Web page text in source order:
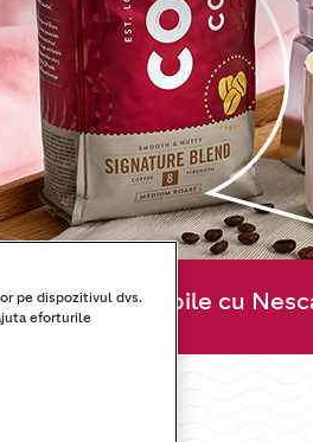
compatibile cu
pe dispozitivul dvs.
eforturile